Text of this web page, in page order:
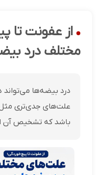
از عفونت تا
مختلف درد
درد بیضه‌ها می‌تواند
علت‌های جدی‌تری
باشد که تشخیص آن